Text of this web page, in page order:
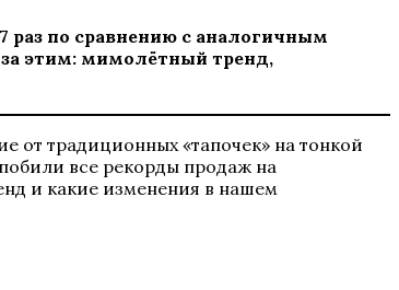
раз по сравнению с аналогичным
этим: мимолётный тренд,
от традиционных «тапочек» на тонкой
все рекорды продаж на
и какие изменения в нашем